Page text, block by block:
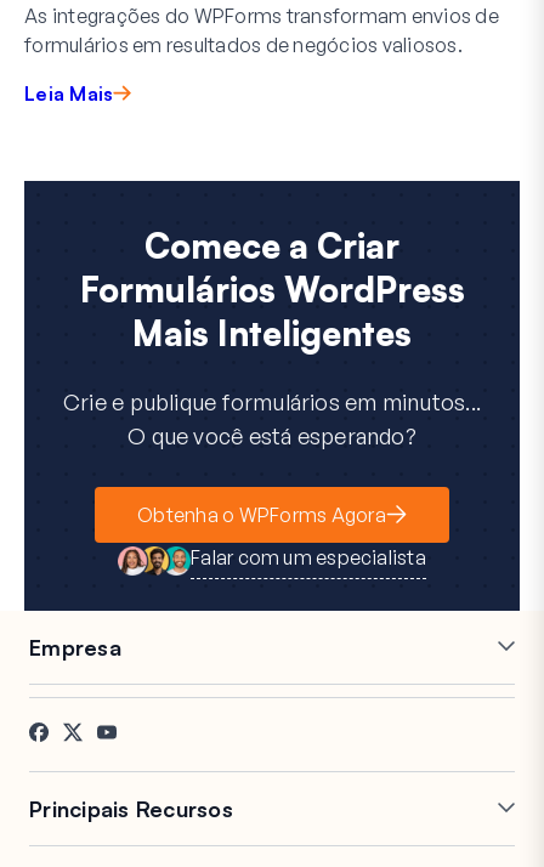
As integrações do WPForms transformam envios de
formulários em resultados de negócios valiosos.
Leia Mais
Comece a Criar
Formulários WordPress
Mais Inteligentes
Crie e publique formulários em minutos...
O que você está esperando?
Obtenha o WPForms Agora
Falar com um especialista
Empresa
Carreiras
Depoimentos
Afiliados
Principais Recursos